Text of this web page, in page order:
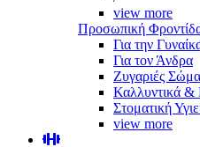
view more
Προσωπική
Για την
Για τον Άνδρα
Ζυγαριές
Καλλυντικά &
Στοματική
view more